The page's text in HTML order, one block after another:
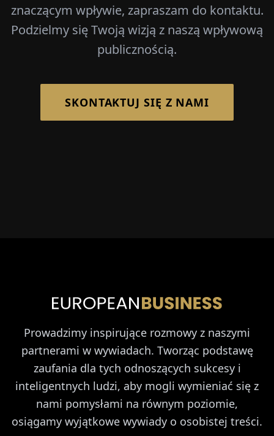
znaczącym wpływie, zapraszam do kontaktu.
Podzielmy się Twoją wizją z naszą wpływową
publicznością.
SKONTAKTUJ SIĘ Z NAMI
Prowadzimy inspirujące rozmowy z naszymi
partnerami w wywiadach. Tworząc podstawę
zaufania dla tych odnoszących sukcesy i
inteligentnych ludzi, aby mogli wymieniać się z
nami pomysłami na równym poziomie,
osiągamy wyjątkowe wywiady o osobistej treści.